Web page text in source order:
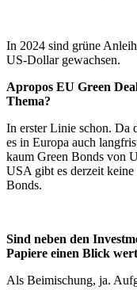
In 2024 sind grüne
US-Dollar gewachsen.
Apropos EU Green
Thema?
In erster Linie schon. Da
es in Europa auch
kaum Green Bonds von
USA gibt es derzeit
Bonds.
Sind neben den
Papiere einen Blick
Als Beimischung, ja.